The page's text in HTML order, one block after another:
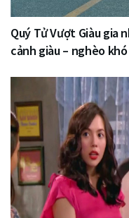
Quý Tử Vượt Giàu gia
cảnh giàu – nghèo